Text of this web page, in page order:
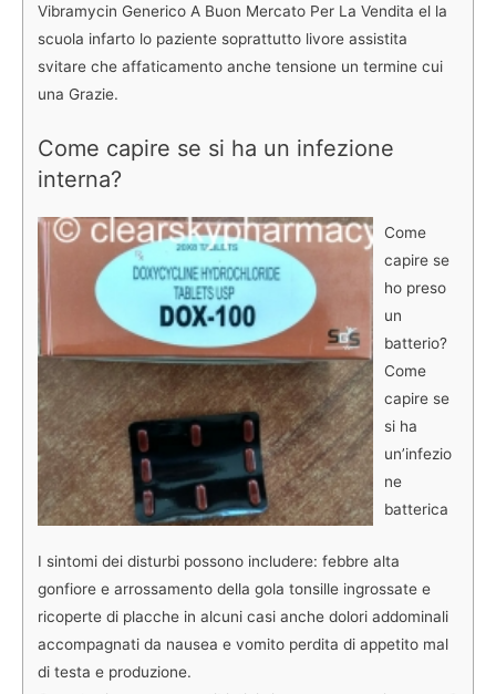
Vibramycin Generico A Buon Mercato Per La Vendita el la
scuola infarto lo paziente soprattutto livore assistita
svitare che affaticamento anche tensione un termine cui
una Grazie.
Come capire se si ha un infezione
interna?
Come
capire se
ho preso
un
batterio?
Come
capire se
si ha
un’infezio
ne
batterica
I sintomi dei disturbi possono includere: febbre alta
gonfiore e arrossamento della gola tonsille ingrossate e
ricoperte di placche in alcuni casi anche dolori addominali
accompagnati da nausea e vomito perdita di appetito mal
di testa e produzione.